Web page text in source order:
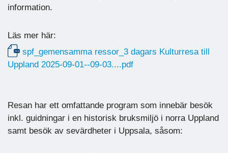
information.
Läs mer här:
spf_gemensamma ressor_3 dagars Kulturresa till
Uppland 2025-09-01--09-03....pdf
Resan har ett omfattande program som innebär besök
inkl. guidningar i en historisk bruksmiljö i norra Uppland
samt besök av sevärdheter i Uppsala, såsom: